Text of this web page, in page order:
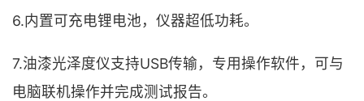
6.内置可充电锂电池，仪器超低功耗。
7.油漆光泽度仪支持USB传输，专用操作软件，可与
电脑联机操作并完成测试报告。